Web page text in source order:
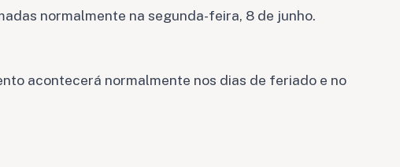
normalmente na segunda-feira, 8 de junho.
acontecerá normalmente nos dias de feriado e no